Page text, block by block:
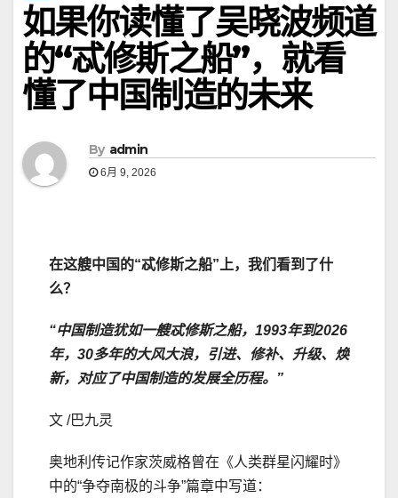
如果你读懂了吴晓波频道
的“忒修斯之船”，就看
懂了中国制造的未来
By admin
6月 9, 2026
在这艘中国的“忒修斯之船”上，我们看到了什
么？
“中国制造犹如一艘忒修斯之船，1993年到2026
年，30多年的大风大浪，引进、修补、升级、焕
新，对应了中国制造的发展全历程。”
文 /巴九灵
奥地利传记作家茨威格曾在《人类群星闪耀时》
中的“争夺南极的斗争”篇章中写道：